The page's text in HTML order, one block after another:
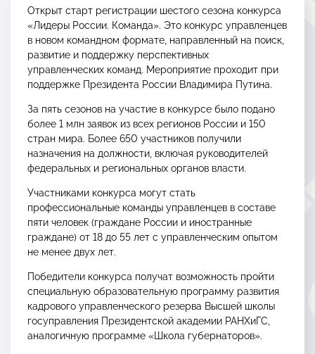
8 800 234 0 124
Следите за нами
сетях:
Открыт старт регистрации шестого сезона конкурса
«Лидеры России. Команда». Это конкурс управленцев
в новом командном формате, направленный на поиск,
развитие и поддержку перспективных
управленческих команд. Мероприятие проходит при
поддержке Президента России Владимира Путина.
За пять сезонов на участие в конкурсе было подано
более 1 млн заявок из всех регионов России и 150
стран мира. Более 650 участников получили
назначения на должности, включая руководителей
федеральных и региональных органов власти.
Участниками конкурса могут стать
профессиональные команды управленцев в составе
пяти человек (граждане России и иностранные
граждане) от 18 до 55 лет с управленческим опытом
не менее двух лет.
Победители конкурса получат возможность пройти
специальную образовательную программу развития
кадрового управленческого резерва Высшей школы
госуправления Президентской академии РАНХиГС,
аналогичную программе «Школа губернаторов».